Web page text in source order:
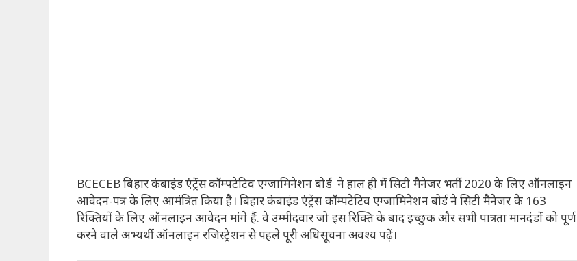
BCECEB बिहार कंबाइंड एंट्रेंस कॉम्पटेटिव एग्जामिनेशन बोर्ड ने हाल ही में सिटी मैनेजर भर्ती 2020 के लिए ऑनलाइन
आवेदन-पत्र के लिए आमंत्रित किया है। बिहार कंबाइंड एंट्रेंस कॉम्पटेटिव एग्जामिनेशन बोर्ड ने सिटी मैनेजर के 163
रिक्तियों के लिए ऑनलाइन आवेदन मांगे हैं. वे उम्मीदवार जो इस रिक्ति के बाद इच्छुक और सभी पात्रता मानदंडों को पूर्ण
करने वाले अभ्यर्थी ऑनलाइन रजिस्ट्रेशन से पहले पूरी अधिसूचना अवश्य पढ़ें।